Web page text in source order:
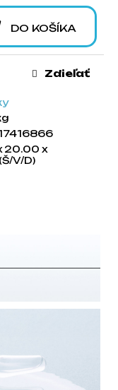
DO KOŠÍKA
20.00 x
V/D)
Zdieľať